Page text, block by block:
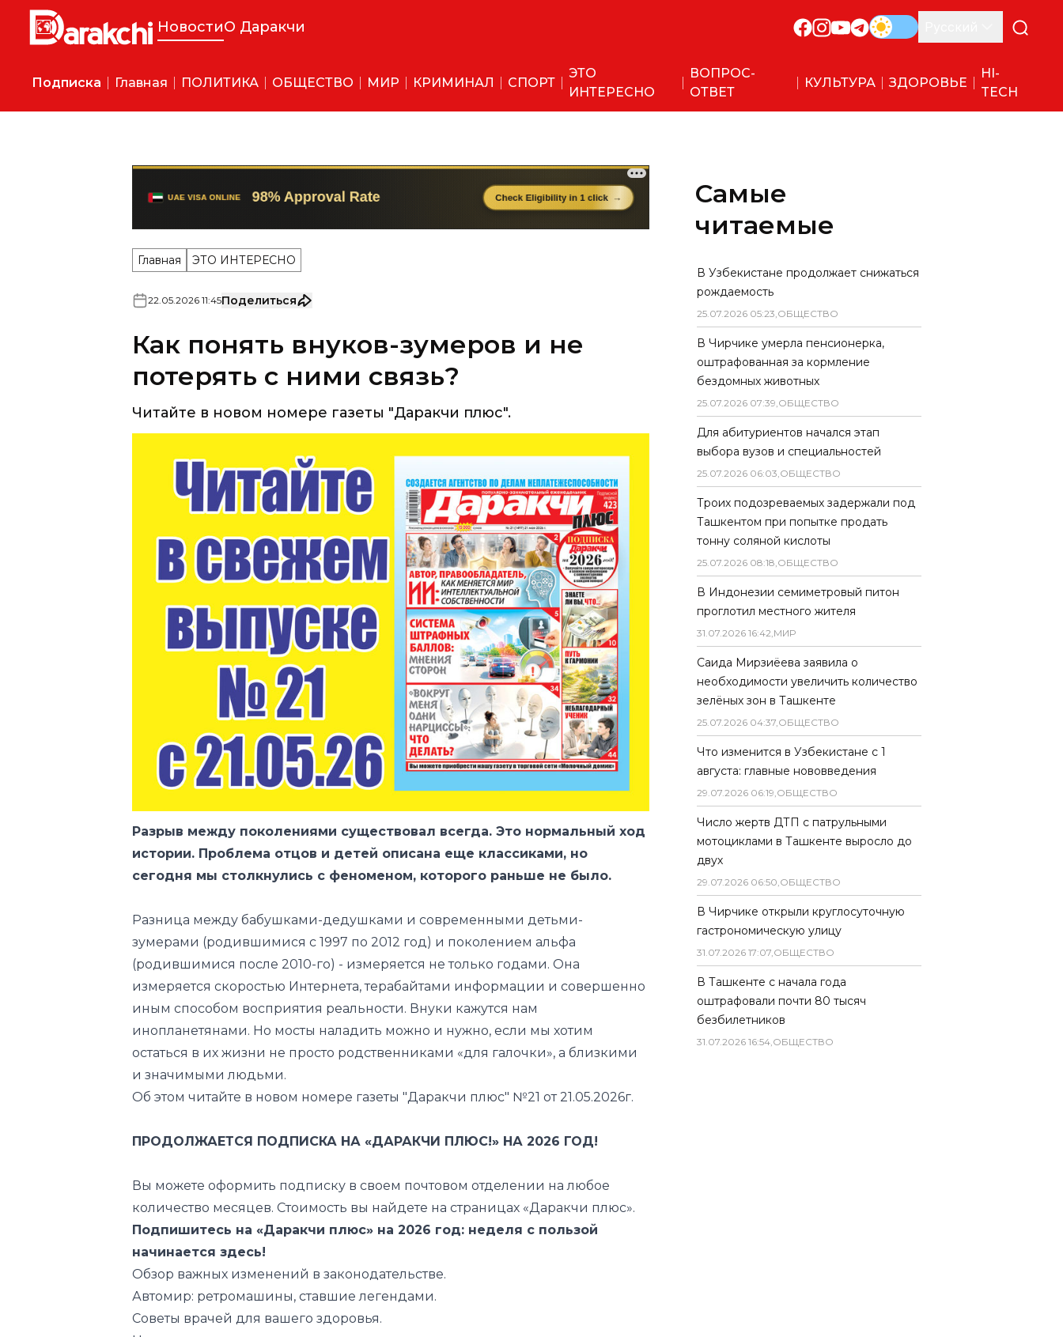
НовостиО Даракчи
Подписка Главная ПОЛИТИКА ОБЩЕСТВО МИР КРИМИНАЛ СПОРТ
ЭТО
ИНТЕРЕСНО
ВОПРОС-
ОТВЕТ
КУЛЬТУРА ЗДОРОВЬЕ
HI-
TECH
Главная ЭТО ИНТЕРЕСНО
22 05 2026 11:45Поделиться
Как понять внуков-зумеров и не
потерять с ними связь?
Читайте в новом номере газеты "Даракчи плюс".
Разрыв между поколениями существовал всегда. Это нормальный ход
истории. Проблема отцов и детей описана еще классиками, но
сегодня мы столкнулись с феноменом, которого раньше не было.
Разница между бабушками-дедушками и современными детьми-
зумерами (родившимися с 1997 по 2012 год) и поколением альфа
(родившимися после 2010-го) - измеряется не только годами. Она
измеряется скоростью Интернета, терабайтами информации и совершенно
иным способом восприятия реальности. Внуки кажутся нам
инопланетянами. Но мосты наладить можно и нужно, если мы хотим
остаться в их жизни не просто родственниками «для галочки», а близкими
и значимыми людьми.
Об этом читайте в новом номере газеты "Даракчи плюс" №21 от 21.05.2026г.
ПРОДОЛЖАЕТСЯ ПОДПИСКА НА «ДАРАКЧИ ПЛЮС!» НА 2026 ГОД!
Вы можете оформить подписку в своем почтовом отделении на любое
количество месяцев. Стоимость вы найдете на страницах «Даракчи плюс».
Подпишитесь на «Даракчи плюс» на 2026 год: неделя с пользой
начинается здесь!
Обзор важных изменений в законодательстве.
Автомир: ретромашины, ставшие легендами.
Советы врачей для вашего здоровья.
Самые
читаемые
В Узбекистане продолжает снижаться
рождаемость
25.07.2026 05:23,ОБЩЕСТВО
В Чирчике умерла пенсионерка,
оштрафованная за кормление
бездомных животных
25.07.2026 07:39,ОБЩЕСТВО
Для абитуриентов начался этап
выбора вузов и специальностей
25.07.2026 06:03,ОБЩЕСТВО
Троих подозреваемых задержали под
Ташкентом при попытке продать
тонну соляной кислоты
25.07.2026 08:18,ОБЩЕСТВО
В Индонезии семиметровый питон
проглотил местного жителя
31.07.2026 16:42,МИР
Саида Мирзиёева заявила о
необходимости увеличить количество
зелёных зон в Ташкенте
25.07.2026 04:37,ОБЩЕСТВО
Что изменится в Узбекистане с 1
августа: главные нововведения
29.07.2026 06:19,ОБЩЕСТВО
Число жертв ДТП с патрульными
мотоциклами в Ташкенте выросло до
двух
29.07.2026 06:50,ОБЩЕСТВО
В Чирчике открыли круглосуточную
гастрономическую улицу
31.07.2026 17:07,ОБЩЕСТВО
В Ташкенте с начала года
оштрафовали почти 80 тысяч
безбилетников
31.07.2026 16:54,ОБЩЕСТВО